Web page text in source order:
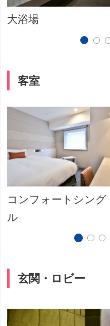
大浴場
客室
コンフォートシング
ル
玄関・ロビー